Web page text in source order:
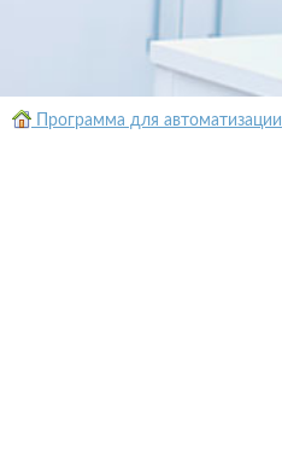
Программа для автоматизации